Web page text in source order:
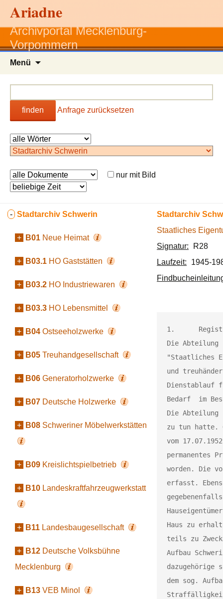
Ariadne
Archivportal Mecklenburg-
Vorpommern
Menü
finden Anfrage zurücksetzen
nur mit Bild
- Stadtarchiv Schwerin
+ B01 Neue Heimat
+ B03.1 HO Gaststätten
+ B03.2 HO Industriewaren
+ B03.3 HO Lebensmittel
+ B04 Ostseeholzwerke
+ B05 Treuhandgesellschaft
+ B06 Generatorholzwerke
+ B07 Deutsche Holzwerke
+ B08 Schweriner Möbelwerkstätten
+ B09 Kreislichtspielbetrieb
+ B10 Landeskraftfahrzeugwerkstatt
+ B11 Landesbaugesellschaft
+ B12 Deutsche Volksbühne
Mecklenburg
+ B13 VEB Minol
Stadtarchiv
Staatliches
Signatur:
R28
Laufzeit:
1945-
1.	Registraturbildnergeschichte
Die Abteilung
"Staatliches
und
Dienstablauf
Bedarf  im
Die Abteilung
zu tun hatte.
vom
permanentes
worden. Die
erfasst.
Haus zu
teils zu
Aufbau
dazugehörige
dem sog.
Straffälligkeit